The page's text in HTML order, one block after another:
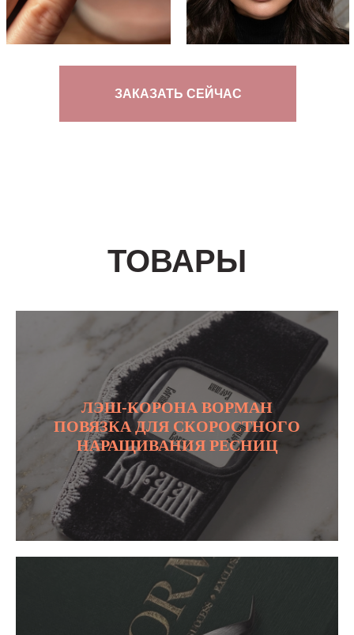
ЗАКАЗАТЬ СЕЙЧАС
ТОВАРЫ
ЛЭШ-КОРОНА ВОРМАН
ПОВЯЗКА ДЛЯ СКОРОСТНОГО
НАРАЩИВАНИЯ РЕСНИЦ